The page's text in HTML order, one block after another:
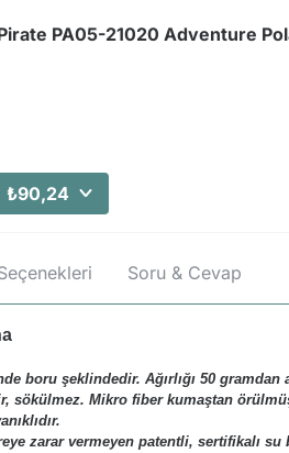
PA05-21020 Adventure
₺90,24
Soru & Cevap
boru şeklindedir. Ağırlığı 50 gramdan
sökülmez. Mikro fiber kumaştan
zarar vermeyen patentli, sertifikalı su